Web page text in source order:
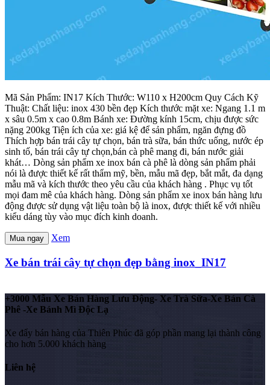
Mã Sản Phẩm: IN17 Kích Thước: W110 x H200cm Quy Cách Kỹ
Thuật: Chất liệu: inox 430 bền đẹp Kích thước mặt xe: Ngang 1.1 m
x sâu 0.5m x cao 0.8m Bánh xe: Đường kính 15cm, chịu được sức
nặng 200kg Tiện ích của xe: giá kệ để sản phẩm, ngăn đựng đồ
Thích hợp bán trái cây tự chọn, bán trà sữa, bán thức uống, nước ép
sinh tố, bán trái cây tự chọn,bán cà phê mang đi, bán nước giải
khát… Dòng sản phẩm xe inox bán cà phê là dòng sản phẩm phải
nói là được thiết kế rất thẩm mỹ, bền, mẫu mã đẹp, bắt mắt, đa dạng
mẫu mã và kích thước theo yêu cầu của khách hàng . Phục vụ tốt
mọi đam mê của khách hàng. Dòng sản phẩm xe inox bán hàng lưu
động được sử dụng vật liệu toàn bộ là inox, được thiết kế với nhiều
kiểu dáng tùy vào mục đích kinh doanh.
Mua ngay Xem
Xe bán trái cây tự chọn đẹp bằng inox_IN17
+3000 Mẫu Xe Bán Hàng Lưu Động- Xe Trà Sữa-Xe Bán Cà
Phê -Xe Bánh Mì Độc Lạ
Xe đẩy bán hàng của Thiên Phúc đã góp phần mang lại thành công
cho hơn 5.000 khách hàng
Liên hệ